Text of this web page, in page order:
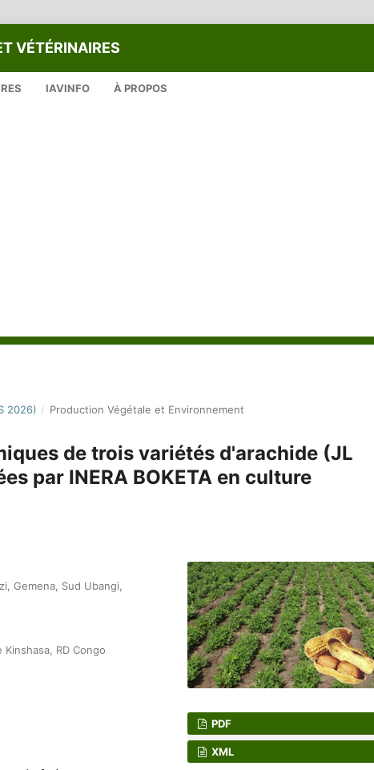
VÉTÉRINAIRES
IAVINFO À PROPOS
2026) / Production Végétale et Environnement
de trois variétés d'arachide (JL
par INERA BOKETA en culture
Gemena, Sud Ubangi,
RD Congo
PDF
XML